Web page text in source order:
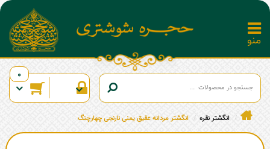
0
انگشتر نقره انگشتر مردانه عقیق یمنی نارنجی چهارچنگ